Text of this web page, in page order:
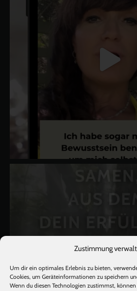
Zustimmung
Um dir ein optimales Erlebnis zu bieten,
Cookies, um Geräteinformationen zu speichern
Wenn du diesen Technologien zustimmst,